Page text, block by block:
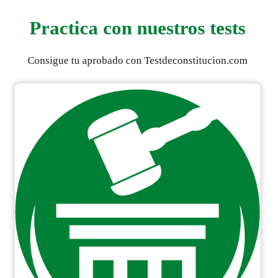
Practica con nuestros tests
Consigue tu aprobado con Testdeconstitucion.com